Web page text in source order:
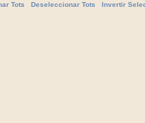
Tots
Deseleccionar Tots Invertir